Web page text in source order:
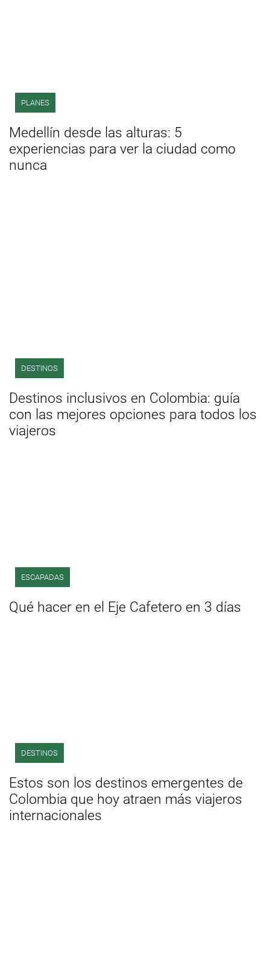
PLANES
Medellín desde las alturas: 5
experiencias para ver la ciudad como
nunca
DESTINOS
Destinos inclusivos en Colombia: guía
con las mejores opciones para todos los
viajeros
ESCAPADAS
Qué hacer en el Eje Cafetero en 3 días
DESTINOS
Estos son los destinos emergentes de
Colombia que hoy atraen más viajeros
internacionales